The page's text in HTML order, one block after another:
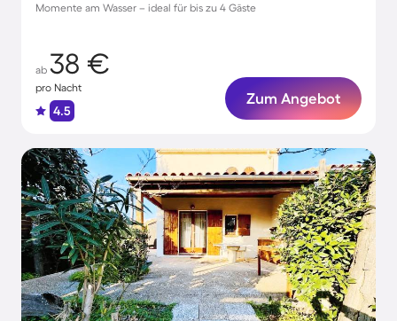
Momente am Wasser – ideal für bis zu 4 Gäste
ab 38 €
pro Nacht
4.5
Zum Angebot